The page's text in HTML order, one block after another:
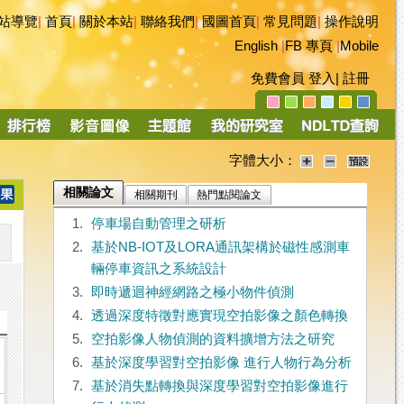
導覽|首頁|關於本站 聯絡我們|國圖首頁 常見問題|操作說明
English|FB 專頁|Mobile
免費會員 登入 註冊
字體大小：
相關論文 相關期刊 熱門點閱論文
1.
停車場自動管理之研析
2.
基於NB-IOT及LORA通訊架構於磁性感測車
輛停車資訊之系統設計
3.
即時遞迴神經網路之極小物件偵測
4.
透過深度特徵對應實現空拍影像之顏色轉換
5.
空拍影像人物偵測的資料擴增方法之研究
6.
基於深度學習對空拍影像 進行人物行為分析
7.
基於消失點轉換與深度學習對空拍影像進行